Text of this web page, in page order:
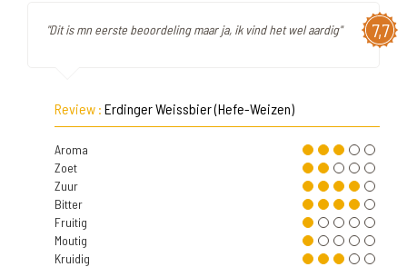
7,7
"Dit is mn eerste beoordeling maar ja, ik vind het wel aardig"
Review : Erdinger Weissbier (Hefe-Weizen)
Aroma
Zoet
Zuur
Bitter
Fruitig
Moutig
Kruidig